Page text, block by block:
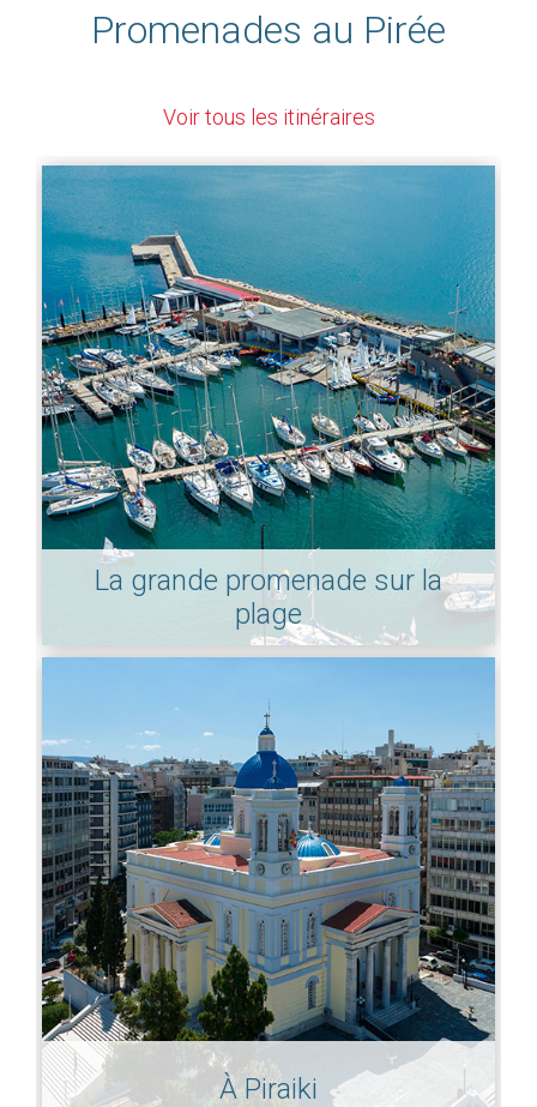
Promenades au Pirée
Voir tous les itinéraires
La grande promenade sur la
plage
À Piraiki